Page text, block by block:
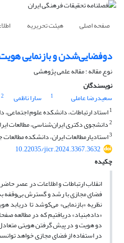
صفحه اصلی هیئت تحریریه
دوفضایی‌شدن و بازنمایی
نوع مقاله : مقاله علمی پژوهشی
نویسندگان
سعیدرضا عاملی
1 سارا ناظمی 2
1استاد ارتباطات، دانشکده علوم اجتماعی،
2دانشجوی دکتری ایران‌شناسی، مطالعات
3استادیارمطالعات ایران،‌ دانشکده مطالعات
10.22035/jicr.2024.3367.3632
چکیده
انقلاب ارتباطات و اطلاعات در عصر
فضای مجازی با رشد و گسترش بی‌وقفه
نظریه «بازنمایی» می‌کوشد تا
«داده‌بنیاد» دریافتیم که در مطالعه
دو هویت و در پیش گرفتن هویتی
در استفاده از فضای مجازی خواهد